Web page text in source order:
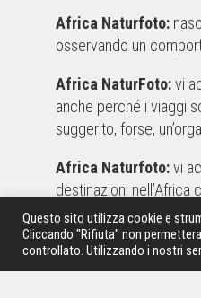
Africa Naturfoto:
osservando un
Africa NaturFoto:vi
anche perché i viaggi
suggerito, forse,
Africa Naturfoto:vi
destinazioni nell’Africa
Africa Naturfoto:
Questo sito utilizza cookie e
Cliccando "Rifiuta" non
controllato. Utilizzando i nostri